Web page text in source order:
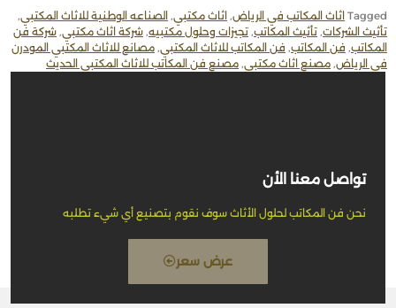
Tagged اثاث المكاتب في الرياض, اثاث مكتبي, الصناعه الوطنية للاثاث المكتبي,
تأثيث الشركات, تأثيث المكاتب, تجيزات وحلول مكتبيه, شركة اثاث مكتبي, شركة فن
المكاتب, فن المكاتب, فن المكاتب للاثاث المكتبي, مصانع للاثاث المكتبي المودرن
في الرياض, مصنع اثاث مكتبي, مصنع فن المكاتب للاثاث المكتبي الحديث
تواصل معنا الأن
نحن فن المكاتب لحلول الأثاث سوف نقوم بتصنيع أي شيء تطلبه
عرض سعر